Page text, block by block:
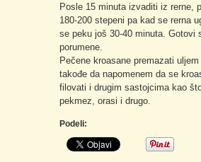
Posle 15 minuta izvaditi iz rerne,
180-200 stepeni pa kad se rerna
se peku još 30-40 minuta. Gotovi
porumene.
Pečene kroasane premazati
takođe da napomenem da se
filovati i drugim sastojcima kao
pekmez, orasi i drugo.
Podeli: